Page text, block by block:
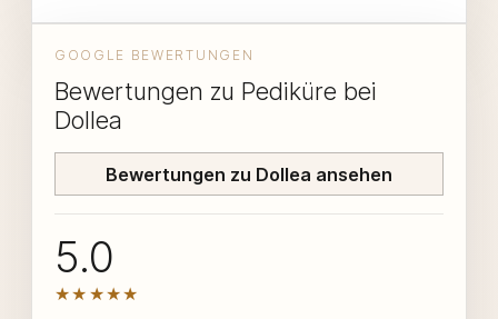
GOOGLE BEWERTUNGEN
Bewertungen zu Pediküre bei
Dollea
Bewertungen zu Dollea ansehen
5.0
★★★★★